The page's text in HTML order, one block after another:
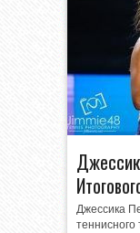
Джессика
теннисного